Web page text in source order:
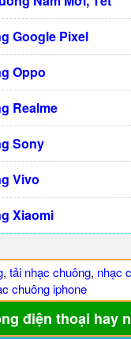
Google Pixel
Oppo
Realme
Sony
Vivo
Xiaomi
, tải nhạc chuông, nhạc
chuông iphone
điện thoại hay